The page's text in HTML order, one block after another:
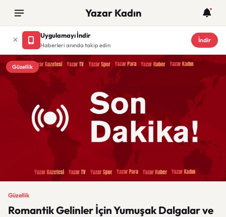
Yazar Kadın
Uygulamayı İndir
Haberleri anında takip edin
İndir
Güzellik
Güzellik
Romantik Gelinler İçin Yumuşak Dalgalar ve